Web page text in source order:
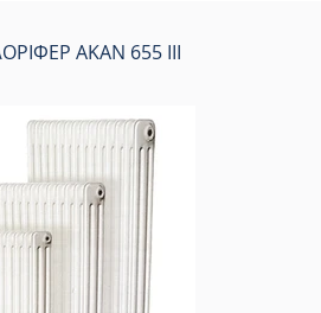
AKAN 655 III